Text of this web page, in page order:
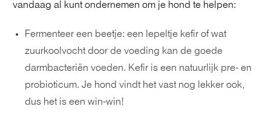
vandaag al kunt ondernemen om je hond te helpen:
Fermenteer een beetje: een lepeltje kefir of wat
zuurkoolvocht door de voeding kan de goede
darmbacteriën voeden. Kefir is een natuurlijk pre- en
probioticum. Je hond vindt het vast nog lekker ook,
dus het is een win-win!